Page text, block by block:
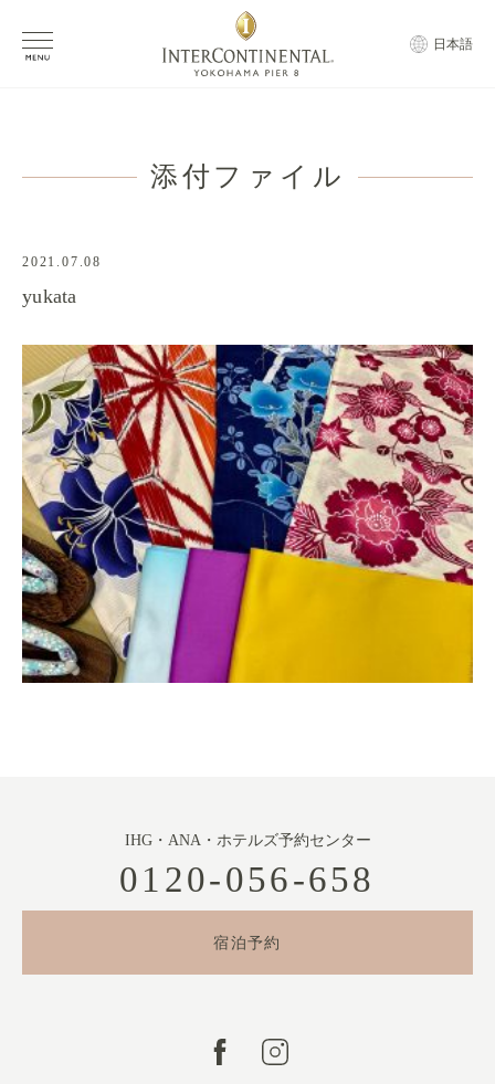
日本語
添付ファイル
2021.07.08
yukata
IHG・ANA・ホテルズ予約センター
0120-056-658
宿泊予約